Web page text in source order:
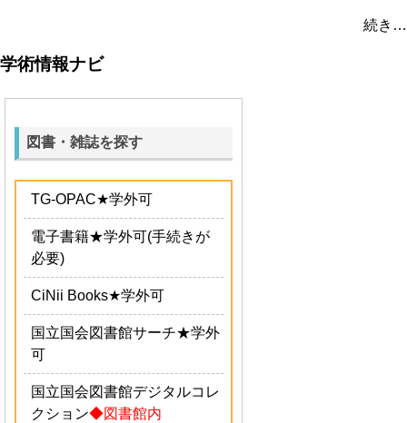
続き…
学術情報ナビ
図書・雑誌を探す
TG-OPAC★学外可
電子書籍★学外可(手続きが
必要)
CiNii Books★学外可
国立国会図書館サーチ★学外
可
国立国会図書館デジタルコレ
クション◆図書館内